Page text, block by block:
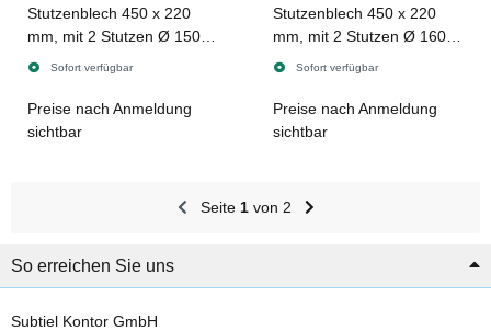
Stutzenblech 450 x 220
mm, mit 2 Stutzen Ø 150
mm, schwarz
Sofort verfügbar
Preise nach Anmeldung
sichtbar
Stutzenblech 450 x 220
mm, mit 2 Stutzen Ø 160
mm, schwarz
Sofort verfügbar
Preise nach Anmeldung
sichtbar
Seite 1von 2
So erreichen Sie uns
Subtiel Kontor GmbH